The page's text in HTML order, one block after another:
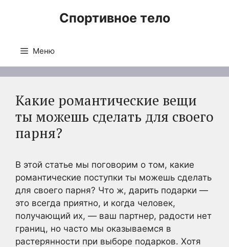
Спортивное тело
Меню
Какие романтические вещи
ты можешь сделать для своего
парня?
В этой статье мы поговорим о том, какие
романтические поступки ты можешь сделать
для своего парня? Что ж, дарить подарки —
это всегда приятно, и когда человек,
получающий их, — ваш партнер, радости нет
границ, но часто мы оказываемся в
растерянности при выборе подарков. Хотя